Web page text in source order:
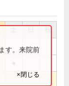
祝
す。来院前
×閉じる